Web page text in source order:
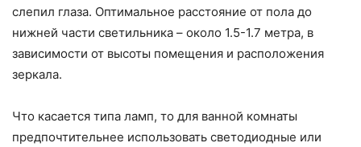
слепил глаза. Оптимальное расстояние от пола до
нижней части светильника – около 1.5-1.7 метра, в
зависимости от высоты помещения и расположения
зеркала.
Что касается типа ламп, то для ванной комнаты
предпочтительнее использовать светодиодные или